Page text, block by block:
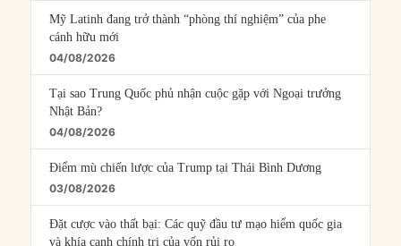
Mỹ Latinh đang trở thành “phòng thí nghiệm” của phe
cánh hữu mới
04/08/2026
Tại sao Trung Quốc phủ nhận cuộc gặp với Ngoại trưởng
Nhật Bản?
04/08/2026
Điểm mù chiến lược của Trump tại Thái Bình Dương
03/08/2026
Đặt cược vào thất bại: Các quỹ đầu tư mạo hiểm quốc gia
và khía cạnh chính trị của vốn rủi ro